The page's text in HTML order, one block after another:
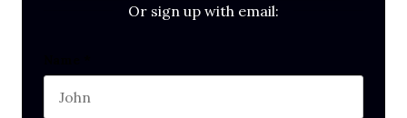
Or sign up with email: